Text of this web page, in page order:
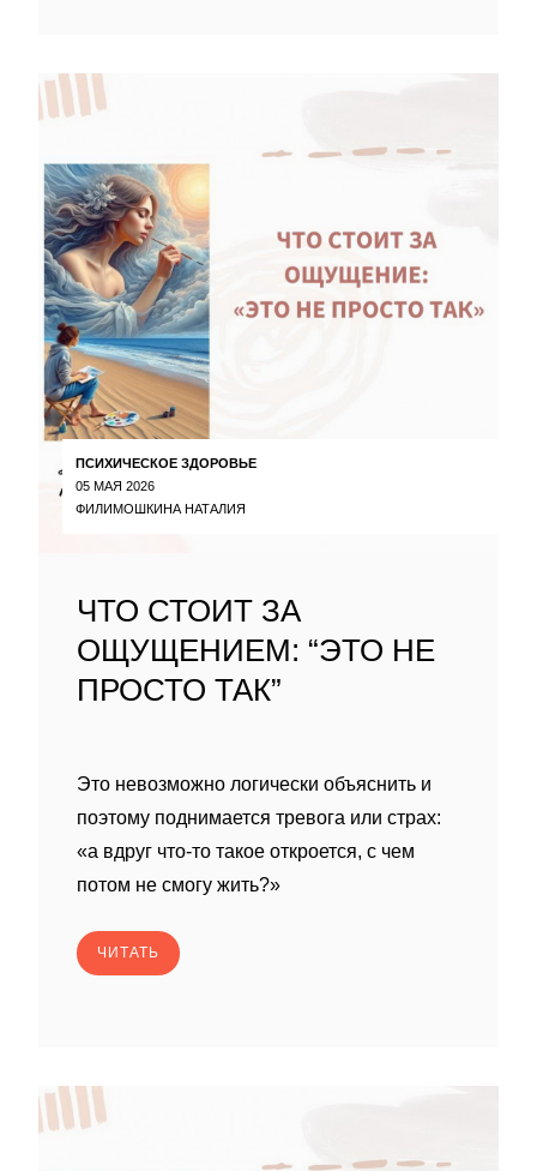
ПСИХИЧЕСКОЕ ЗДОРОВЬЕ
05 МАЯ 2026
ФИЛИМОШКИНА НАТАЛИЯ
ЧТО СТОИТ ЗА
ОЩУЩЕНИЕМ: “ЭТО НЕ
ПРОСТО ТАК”
Это невозможно логически объяснить и
поэтому поднимается тревога или страх:
«а вдруг что-то такое откроется, с чем
потом не смогу жить?»
ЧИТАТЬ